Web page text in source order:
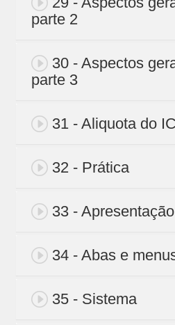
parte 2
30 - Aspectos
parte 3
31 - Aliquota do
32 - Prática
33 -
34 - Abas e
35 - Sistema